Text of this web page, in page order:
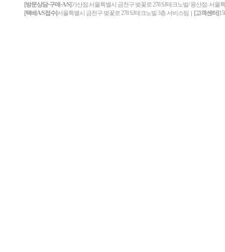
[방문상담·구매·A/S]가산점:서울특별시 금천구 벚꽃로 278 SJ테크노빌/ 용산점: 서울
[택배A/S접수]서울특별시 금천구 벚꽃로 278 SJ테크노빌 3층 서비스팀 ｜ [고객센터]